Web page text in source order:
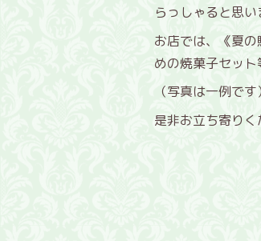
らっしゃると思い
お店では、《夏
めの焼菓子セット
（写真は一例です
是非お立ち寄りく